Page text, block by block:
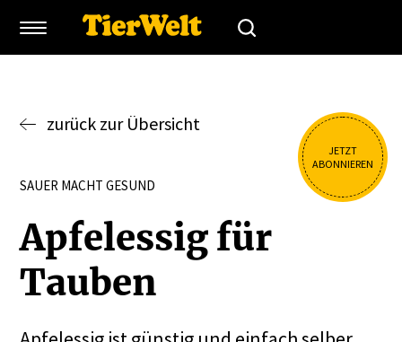
JETZT
ABONNIEREN
zurück zur Übersicht
SAUER MACHT GESUND
Apfel­essig für
Tauben